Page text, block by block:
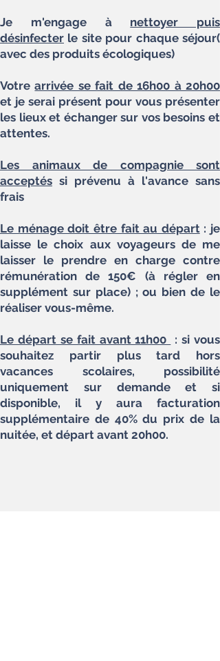
Je m'engage à nettoyer puis
désinfecter le site pour chaque séjour(
avec des produits écologiques)
Votrearrivée se fait de 16h00 à 20h00
et je serai présent pour vous présenter
les lieux et échangersur vos besoins et
attentes.
Les animaux de compagnie sont
acceptés si prévenu à l'avance sans
frais
Le ménage doit être fait au départ: je
laisse le choix aux voyageurs de me
laisser le prendre en charge contre
rémunération de 150€ (à régler en
supplément sur place) ; ou bien de le
réaliser vous-même.
Le départ se fait avant 11h00
: si vous
souhaitez partir plus tard hors
vacances scolaires, possibilité
uniquement sur demande et si
disponible, il y aura facturation
supplémentaire de 40% du prix de la
nuitée, et départ avant 20h00.